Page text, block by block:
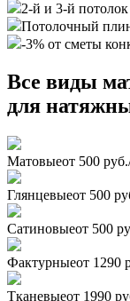
2-й и 3-й
Потолочный
-3% от сметы
Все виды
для
Матовыеот 500
Глянцевыеот 500
Сатиновыеот 500
Фактурныеот 1290
Тканевыеот 1990